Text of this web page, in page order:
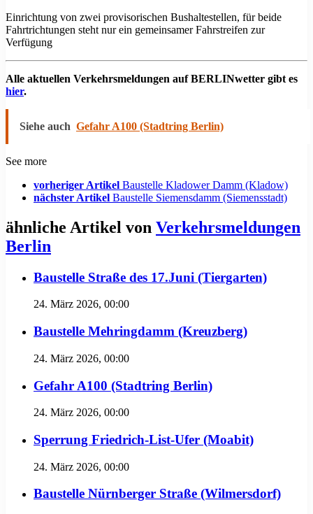
Einrichtung von zwei provisorischen Bushaltestellen, für beide
Fahrtrichtungen steht nur ein gemeinsamer Fahrstreifen zur
Verfügung
Alle aktuellen Verkehrsmeldungen auf BERLINwetter gibt es
hier.
Siehe auch Gefahr A100 (Stadtring Berlin)
See more
vorheriger Artikel Baustelle Kladower Damm (Kladow)
nächster Artikel Baustelle Siemensdamm (Siemensstadt)
ähnliche Artikel von Verkehrsmeldungen
Berlin
Baustelle Straße des 17.Juni (Tiergarten)
24. März 2026, 00:00
Baustelle Mehringdamm (Kreuzberg)
24. März 2026, 00:00
Gefahr A100 (Stadtring Berlin)
24. März 2026, 00:00
Sperrung Friedrich-List-Ufer (Moabit)
24. März 2026, 00:00
Baustelle Nürnberger Straße (Wilmersdorf)